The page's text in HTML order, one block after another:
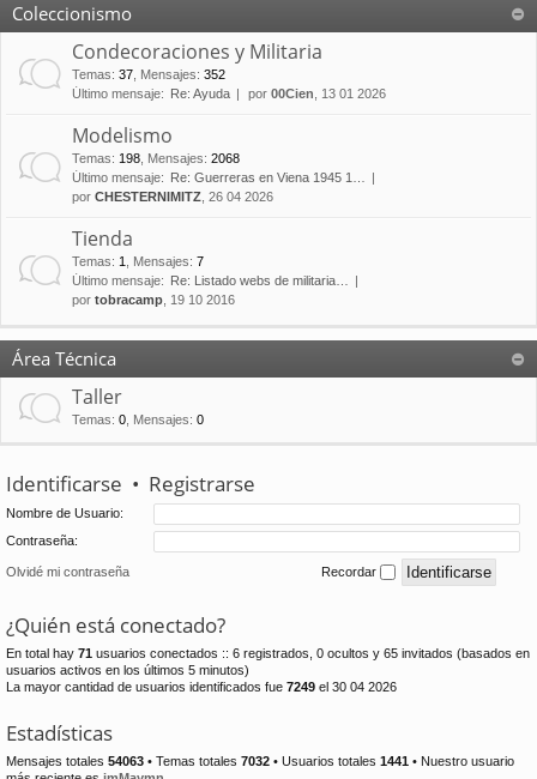
Coleccionismo
Condecoraciones y Militaria
Temas: 37 Mensajes: 352
Último mensaje:
Re: Ayuda por 00Cien , 13 01 2026
Modelismo
Temas: 198 Mensajes: 2068
Último mensaje:
Re: Guerreras en Viena 1945 1…
por CHESTERNIMITZ , 26 04 2026
Tienda
Temas: 1 Mensajes: 7
Último mensaje:
Re: Listado webs de militaria…
por tobracamp , 19 10 2016
Área Técnica
Taller
Temas: 0 Mensajes: 0
Identificarse • Registrarse
Nombre de Usuario:
Contraseña:
Olvidé mi contraseña Recordar
¿Quién está conectado?
En total hay 71 usuarios conectados :: 6 registrados, 0 ocultos y 65 invitados (basados en
usuarios activos en los últimos 5 minutos)
La mayor cantidad de usuarios identificados fue 7249 el 30 04 2026
Estadísticas
Mensajes totales 54063 • Temas totales 7032 • Usuarios totales 1441 • Nuestro usuario